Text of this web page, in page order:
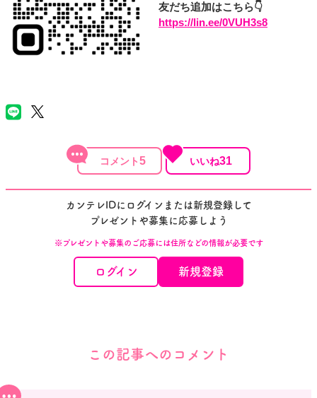
友だち追加はこちら👇
https://lin.ee/0VUH3s8
5 31
カンテレIDにログインまたは新規登録して
プレゼントや募集に応募しよう
※プレゼントや募集のご応募には住所などの情報が必要です
ログイン 新規登録
この記事へのコメント